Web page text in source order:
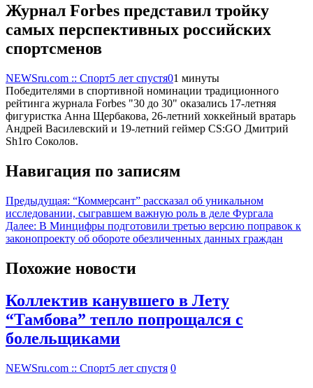
Журнал Forbes представил тройку
самых перспективных российских
спортсменов
NEWSru.com :: Спорт5 лет спустя01 минуты
Победителями в спортивной номинации традиционного
рейтинга журнала Forbes "30 до 30" оказались 17-летняя
фигуристка Анна Щербакова, 26-летний хоккейный вратарь
Андрей Василевский и 19-летний геймер CS:GO Дмитрий
Sh1ro Соколов.
Навигация по записям
Предыдущая: “Коммерсант” рассказал об уникальном
исследовании, сыгравшем важную роль в деле Фургала
Далее: В Минцифры подготовили третью версию поправок к
законопроекту об обороте обезличенных данных граждан
Похожие новости
Коллектив канувшего в Лету
“Тамбова” тепло попрощался с
болельщиками
NEWSru.com :: Спорт5 лет спустя 0